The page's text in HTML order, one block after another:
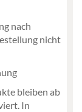
nach
nicht
bleiben ab
In